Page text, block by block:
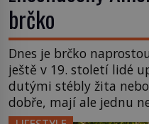
brčko
Dnes je brčko
ještě v 19. století lidé
dutými stébly žita
dobře, mají ale jednu
chvíli se rozmáčejí a